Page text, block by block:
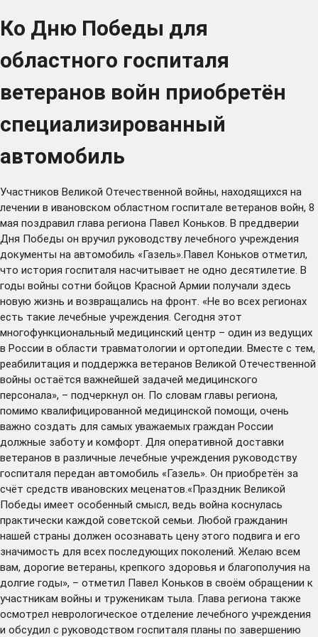
Ко Дню Победы для
областного госпиталя
ветеранов войн приобретён
специализированный
автомобиль
Участников Великой Отечественной войны, находящихся на
лечении в ивановском областном госпитале ветеранов войн, 8
мая поздравил глава региона Павел Коньков. В преддверии
Дня Победы он вручил руководству лечебного учреждения
документы на автомобиль «Газель».Павел Коньков отметил,
что история госпиталя насчитывает не одно десятилетие. В
годы войны сотни бойцов Красной Армии получали здесь
новую жизнь и возвращались на фронт. «Не во всех регионах
есть такие лечебные учреждения. Сегодня этот
многофункциональный медицинский центр – один из ведущих
в России в области травматологии и ортопедии. Вместе с тем,
реабилитация и поддержка ветеранов Великой Отечественной
войны остаётся важнейшей задачей медицинского
персонала», – подчеркнул он. По словам главы региона,
помимо квалифицированной медицинской помощи, очень
важно создать для самых уважаемых граждан России
должные заботу и комфорт. Для оперативной доставки
ветеранов в различные лечебные учреждения руководству
госпиталя передан автомобиль «Газель». Он приобретён за
счёт средств ивановских меценатов.«Праздник Великой
Победы имеет особенный смысл, ведь война коснулась
практически каждой советской семьи. Любой гражданин
нашей страны должен осознавать цену этого подвига и его
значимость для всех последующих поколений. Желаю всем
вам, дорогие ветераны, крепкого здоровья и благополучия на
долгие годы», – отметил Павел Коньков в своём обращении к
участникам войны и труженикам тыла. Глава региона также
осмотрел неврологическое отделение лечебного учреждения
и обсудил с руководством госпиталя планы по завершению